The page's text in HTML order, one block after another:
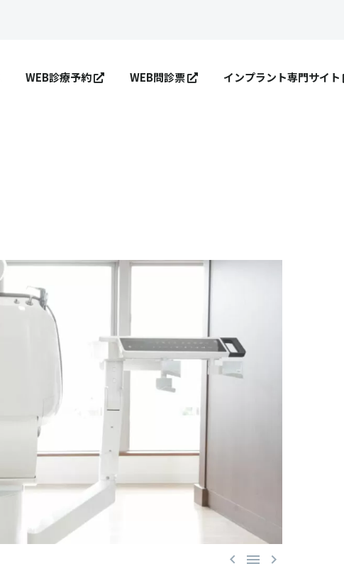
WEB診療予約 WEB問診票 インプラント専門サイト
  